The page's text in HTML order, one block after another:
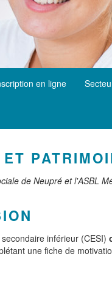
en ligne
de Neupré et l'ASBL
inférieur (CESI)
une fiche de